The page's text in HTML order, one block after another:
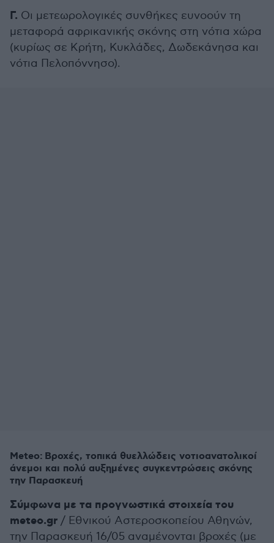
Γ. Οι μετεωρολογικές συνθήκες ευνοούν τη
μεταφορά αφρικανικής σκόνης στη νότια χώρα
(κυρίως σε Κρήτη, Κυκλάδες, Δωδεκάνησα και
νότια Πελοπόννησο).
Meteo: Βροχές, τοπικά θυελλώδεις νοτιοανατολικοί
άνεμοι και πολύ αυξημένες συγκεντρώσεις σκόνης
την Παρασκευή
Σύμφωνα με τα προγνωστικά στοιχεία του
meteo.gr / Εθνικού Αστεροσκοπείου Αθηνών,
την Παρασκευή 16/05 αναμένονται βροχές (με